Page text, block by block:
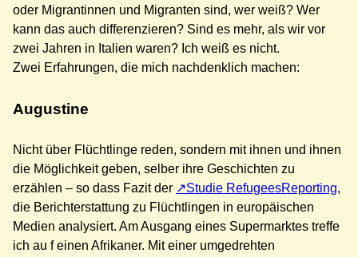
oder Migrantinnen und Migranten sind, wer weiß? Wer
kann das auch differenzieren? Sind es mehr, als wir vor
zwei Jahren in Italien waren? Ich weiß es nicht.
Zwei Erfahrungen, die mich nachdenklich machen:
Augustine
Nicht über Flüchtlinge reden, sondern mit ihnen und ihnen
die Möglichkeit geben, selber ihre Geschichten zu
erzählen – so dass Fazit der
Studie RefugeesReporting,
die Berichterstattung zu Flüchtlingen in europäischen
Medien analysiert. Am Ausgang eines Supermarktes treffe
ich au f einen Afrikaner. Mit einer umgedrehten